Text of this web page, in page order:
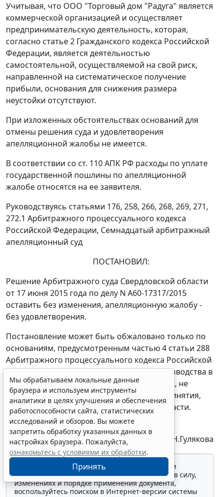
Учитывая, что ООО "Торговый дом "Радуга" является
коммерческой организацией и осуществляет
предпринимательскую деятельность, которая,
согласно статье 2 Гражданского кодекса Российской
Федерации, является деятельностью
самостоятельной, осуществляемой на свой риск,
направленной на систематическое получение
прибыли, основания для снижения размера
неустойки отсутствуют.
При изложенных обстоятельствах оснований для
отмены решения суда и удовлетворения
апелляционной жалобы не имеется.
В соответствии со ст. 110АПК РФ расходы по уплате
государственной пошлины по апелляционной
жалобе относятся на ее заявителя.
Руководствуясь статьями 176, 258, 266, 268, 269, 271,
272.1 Арбитражного процессуального кодекса
Российской Федерации, Семнадцатый арбитражный
апелляционный суд
ПОСТАНОВИЛ:
РешениеАрбитражного суда Свердловской области
от 17 июня 2015 года по делу N А60-17317/2015
оставить без изменения, апелляционную жалобу -
без удовлетворения.
Постановление может быть обжаловано только по
основаниям, предусмотренным частью 4 статьи 288
Арбитражного процессуального кодекса Российской
Федерации в порядке кассационного производства в
Арбитражный суд Уральского округа в срок, не
превышающий двух месяцев со дня его принятия,
через Арбитражный суд Свердловской области.
Судья Г.Н.Гулякова
Для просмотра актуального текста документа и
получения полной информации о вступлении в силу,
изменениях и порядке применения документа,
воспользуйтесь поиском в Интернет-версии системы
Мы обрабатываем локальные данные
браузера и используем инструменты
аналитики в целях улучшения и обеспечения
работоспособности сайта, статистических
исследований и обзоров. Вы можете
запретить обработку указанных данных в
настройках браузера. Пожалуйста,
ознакомьтесь с условиями их обработки.
Принять